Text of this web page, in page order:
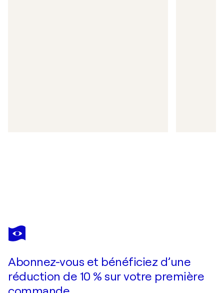
Abonnez-vous et bénéficiez d’une
réduction de 10 % sur votre première